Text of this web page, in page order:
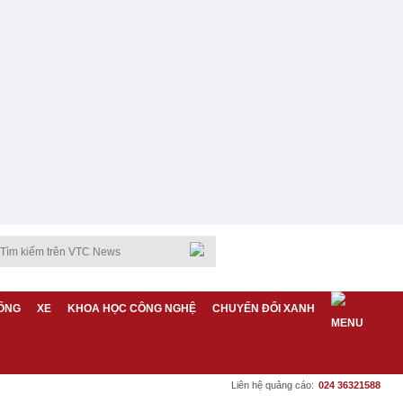
XE KHOA HỌC CÔNG NGHỆ CHUYỂN ĐỔI XANH
Liên hệ quảng cáo: 024 36321588